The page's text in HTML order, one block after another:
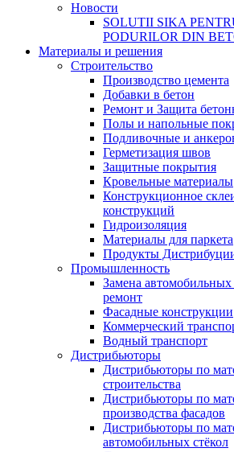
Новости
SOLUTII SIKA
PODURILOR DIN
Материалы и решения
Cтроительство
Производство цемента
Добавки в бетон
Ремонт и Защита
Полы и напольные
Подливочные и
Герметизация швов
Защитные покрытия
Кровельные материалы
Конструкционное
конструкций
Гидроизоляция
Материалы для паркета
Продукты
Промышленность
Замена автомобильных
ремонт
Фасадные конструкции
Коммерческий
Водный транспорт
Дистрибьюторы
Дистрибьюторы по
строительства
Дистрибьюторы по
производcтва фасадов
Дистрибьюторы по
автомобильных стёкол